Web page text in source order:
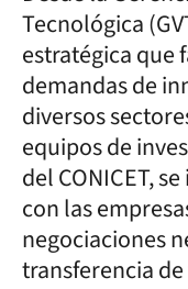
Tecnológica
estratégica que
demandas de
diversos
equipos de
del CONICET,
con las
negociaciones
transferencia